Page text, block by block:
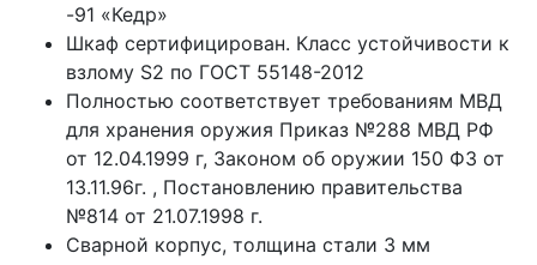
-91 «Кедр»
Шкаф сертифицирован. Класс устойчивости к
взлому S2 по ГОСТ 55148-2012
Полностью соответствует требованиям МВД
для хранения оружия Приказ №288 МВД РФ
от 12.04.1999 г, Законом об оружии 150 ФЗ от
13.11.96г. , Постановлению правительства
№814 от 21.07.1998 г.
Сварной корпус, толщина стали 3 мм